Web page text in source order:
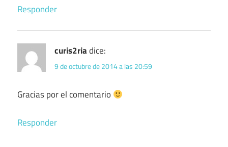
Responder
curis2riadice:
9 de octubre de 2014 a las 20:59
Gracias por el comentario
Responder